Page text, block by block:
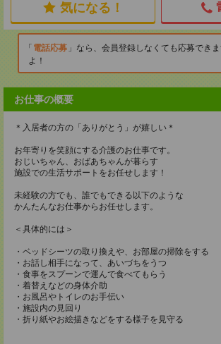
気になる！
電話応募
なら、会員登録しなくても応募でき
よ！
お仕事の概要
＊入居者の方の「ありがとう」が嬉しい＊
お年寄りを笑顔にする介護のお仕事です。
おじいちゃん、おばあちゃんが暮らす
施設での生活サポートをお任せします！
未経験の方でも、誰でもできる以下のような
かんたんなお仕事からお任せします。
＜具体的には＞
・ベッドシーツの取り換えや、お部屋の掃除をする
・お話し相手になって、あいづちをうつ
・食事をスプーンで運んで食べてもらう
・着替えなどの身体介助
・お風呂やトイレのお手伝い
・施設内の見回り
・折り紙やお絵描きなどをする様子を見守る